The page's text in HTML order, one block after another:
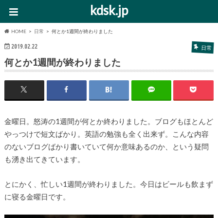
kdsk.jp
HOME 日常 何とか1週間が終わりました
2019.02.22 日常
何とか1週間が終わりました
金曜日。怒涛の1週間が何とか終わりました。ブログもほとんど
やっつけで短文ばかり。英語の勉強も全く出来ず。こんな内容
のないブログばかり書いていて何か意味あるのか、という疑問
も湧き出てきています。
とにかく、忙しい1週間が終わりました。今日はビールも飲まず
に寝る金曜日です。